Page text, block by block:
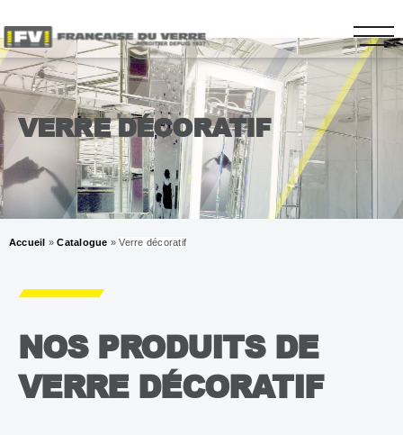
VERRE DÉCORATIF
Accueil »Catalogue »Verre décoratif
NOS PRODUITS DE
VERRE DÉCORATIF